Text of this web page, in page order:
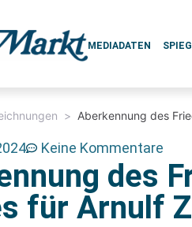
MEDIADATEN
> Aberkennung des
Keine Kommentare
des
für Arnulf